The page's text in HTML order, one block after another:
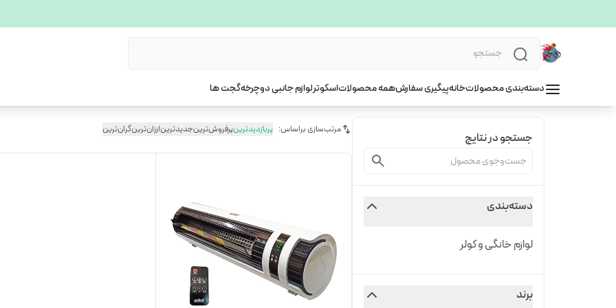
دسته‌بندی محصولاتخانهپیگیری سفارشهمه محصولاتاسکوترلوازم جانبی دوچرخهگجت ها
جستجو در نتایج
دسته‌بندی
لوازم خانگی و کولر
برند
مرتب‌سازی براساس: پربازدیدترینپرفروش‌ترینجدیدترینارزان‌ترینگران‌ترین